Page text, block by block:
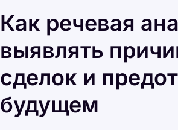
Как речевая
выявлять
сделок и
будущем